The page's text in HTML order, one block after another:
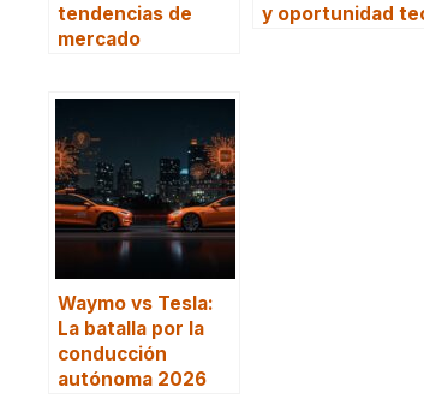
tendencias de
mercado
y oportunidad
Waymo vs Tesla:
La batalla por la
conducción
autónoma 2026